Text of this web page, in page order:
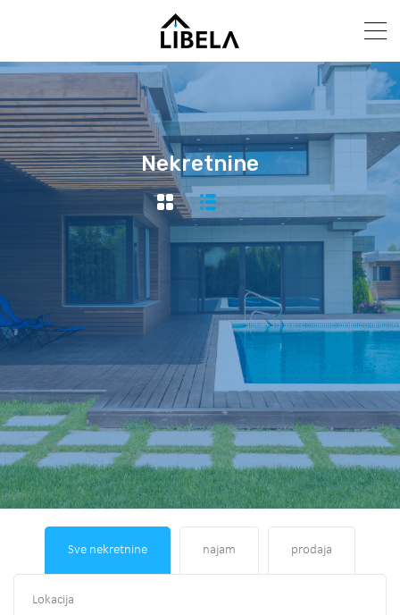
Nekretnine
Sve nekretnine najam prodaja
Lokacija